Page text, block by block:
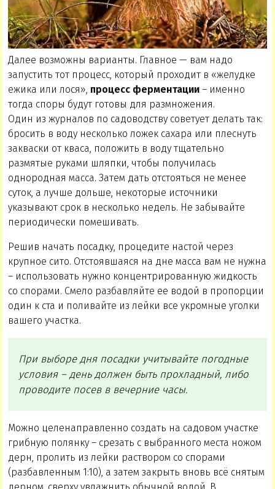
Далее возможны варианты. Главное — вам надо
запустить тот процесс, который проходит в «желудке
ежика или лося», процесс ферментации – именно
тогда споры будут готовы для размножения.
Один из журналов по садоводству советует делать так:
бросить в воду несколько ложек сахара или плеснуть
закваски от кваса, положить в воду тщательно
размятые руками шляпки, чтобы получилась
однородная масса. Затем дать отстояться не менее
суток, а лучше дольше, некоторые источники
указывают срок в несколько недель. Не забывайте
периодически помешивать.
Решив начать посадку, процедите настой через
крупное сито. Отстоявшаяся на дне масса вам не нужна
– использовать нужно концентрированную жидкость
со спорами. Смело разбавляйте ее водой в пропорции
один к ста и поливайте из лейки все укромные уголки
вашего участка.
При выборе дня посадки учитывайте погодные
условия – день должен быть прохладный, либо
проводите посев в вечерние часы.
Можно целенаправленно создать на садовом участке
грибную полянку – срезать с выбранного места ножом
дерн, пролить из лейки раствором со спорами
(разбавленным 1:10), а затем закрыть вновь всё снятым